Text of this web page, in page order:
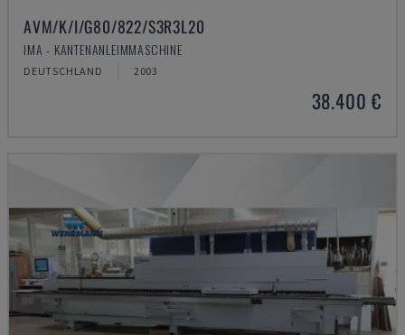
AVM/K/I/G80/822/S3R3L20
IMA - KANTENANLEIMMASCHINE
DEUTSCHLAND 2003
38.400 €